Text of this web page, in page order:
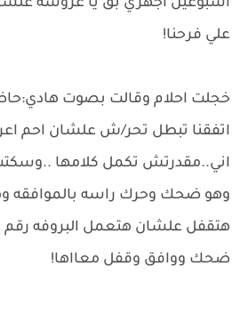
اسبوعين اجهزي بق يا عروسه
علي فرحنا!
خجلت احلام وقالت بصوت
اتفقنا تبطل تحر/ش علشان احم
اني..مقدرتش تكمل كلامها
وهو ضحك وحرك راسه بالموافقه
ضحك ووافق وقفل معااها!